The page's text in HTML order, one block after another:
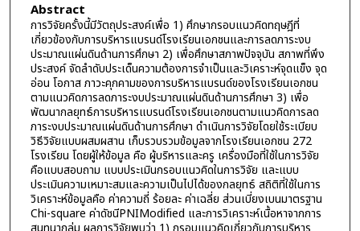
Abstract
การวิจัยครั้งนี้มีวัตถุประสงค์เพื่อ 1) ศึกษากรอบแนวคิดทฤษฎีที่
เกี่ยวข้องกับการบริหารแบรนด์โรงเรียนเอกชนและการลดภาระงบ
ประมาณแผ่นดินด้านการศึกษา 2) เพื่อศึกษาสภาพปัจจุบัน สภาพที่พึง
ประสงค์ จัดลำดับประเด็นความต้องการจำเป็นและวิเคราะห์จุดแข็ง จุด
อ่อน โอกาส ภาวะคุกคามของการบริหารแบรนด์ของโรงเรียนเอกชน
ตามแนวคิดการลดภาระงบประมาณแผ่นดินด้านการศึกษา 3) เพื่อ
พัฒนากลยุทธ์การบริหารแบรนด์โรงเรียนเอกชนตามแนวคิดการลด
ภาระงบประมาณแผ่นดินด้านการศึกษา ดำเนินการวิจัยโดยใช้ระเบียบ
วิธีวิจัยแบบผสมผสาน เก็บรวบรวมข้อมูลจากโรงเรียนเอกชน 272
โรงเรียน โดยผู้ให้ข้อมูล คือ ผู้บริหารและครู เครื่องมือที่ใช้ในการวิจัย
คือแบบสอบถาม แบบประเมินกรอบแนวคิดในการวิจัย และแบบ
ประเมินความเหมาะสมและความเป็นไปได้ของกลยุทธ์ สถิติที่ใช้ในการ
วิเคราะห์ข้อมูลคือ ค่าความถี่ ร้อยละ ค่าเฉลี่ย ส่วนเบี่ยงเบนมาตรฐาน
Chi-square ค่าดัชนีPNIModified และการวิเคราะห์เนื้อหาจากการ